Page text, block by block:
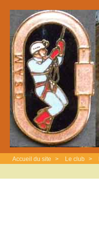
Accueil du site > Le club >